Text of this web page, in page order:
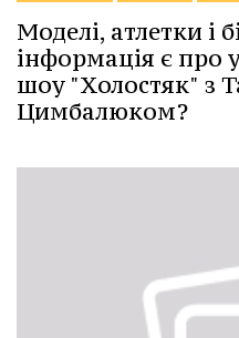
Моделі, атлетки і
інформація є про
шоу "Холостяк" з
Цимбалюком?